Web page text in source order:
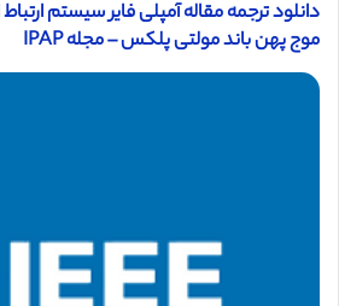
دانلود ترجمه مقاله آمپلی فایر سیستم
موج پهن باند مولتی پلکس – مجله IPAP